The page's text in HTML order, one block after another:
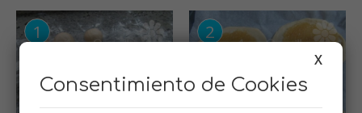
X
Consentimiento de Cookies